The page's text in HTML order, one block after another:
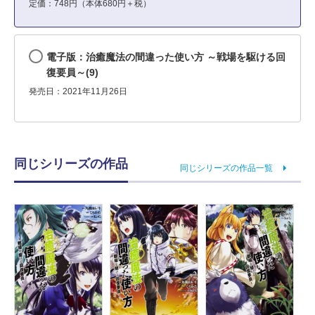
定価：748円（本体680円＋税）
電子版：治癒魔法の間違った使い方 ～戦場を駆ける回
復要員～(9)
発売日：2021年11月26日
同じシリーズの作品 同じシリーズの作品一覧